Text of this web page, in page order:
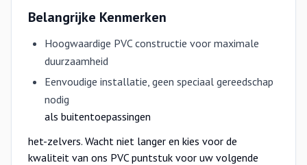
Belangrijke Kenmerken
Hoogwaardige PVC constructie voor maximale
duurzaamheid
Eenvoudige installatie, geen speciaal gereedschap
nodig
als buitentoepassingen
het-zelvers. Wacht niet langer en kies voor de
kwaliteit van ons PVC puntstuk voor uw volgende